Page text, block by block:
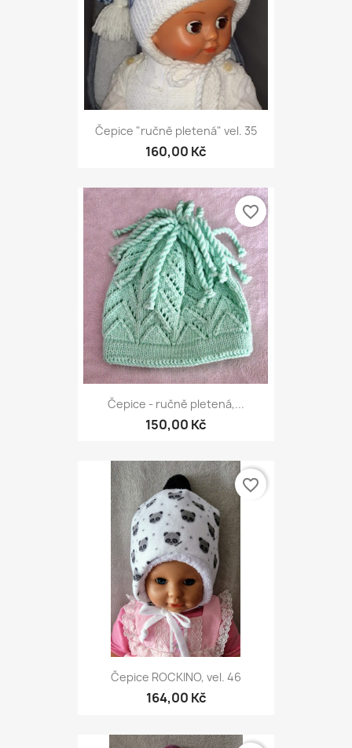
Čepice "ručně pletená" vel. 35
160,00 Kč
Čepice - ručně pletená,...
150,00 Kč
favorite_border
Čepice ROCKINO, vel. 46
164,00 Kč
favorite_border